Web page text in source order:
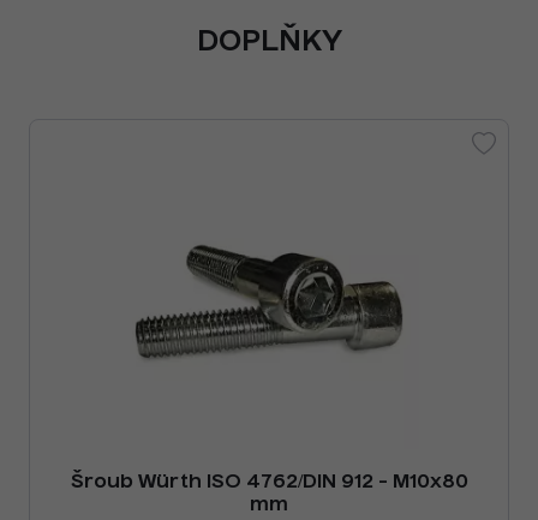
DOPLŇKY
Šroub Würth ISO 4762/DIN 912 - M10x80
mm